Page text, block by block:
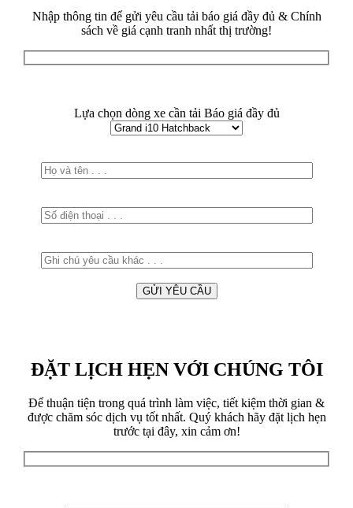
Nhập thông tin để gửi yêu cầu tải báo giá đầy đủ & Chính
sách về giá cạnh tranh nhất thị trường!
Lựa chọn dòng xe cần tải Báo giá đầy đủ
ĐẶT LỊCH HẸN VỚI CHÚNG TÔI
Để thuận tiện trong quá trình làm việc, tiết kiệm thời gian &
được chăm sóc dịch vụ tốt nhất. Quý khách hãy đặt lịch hẹn
trước tại đây, xin cảm ơn!